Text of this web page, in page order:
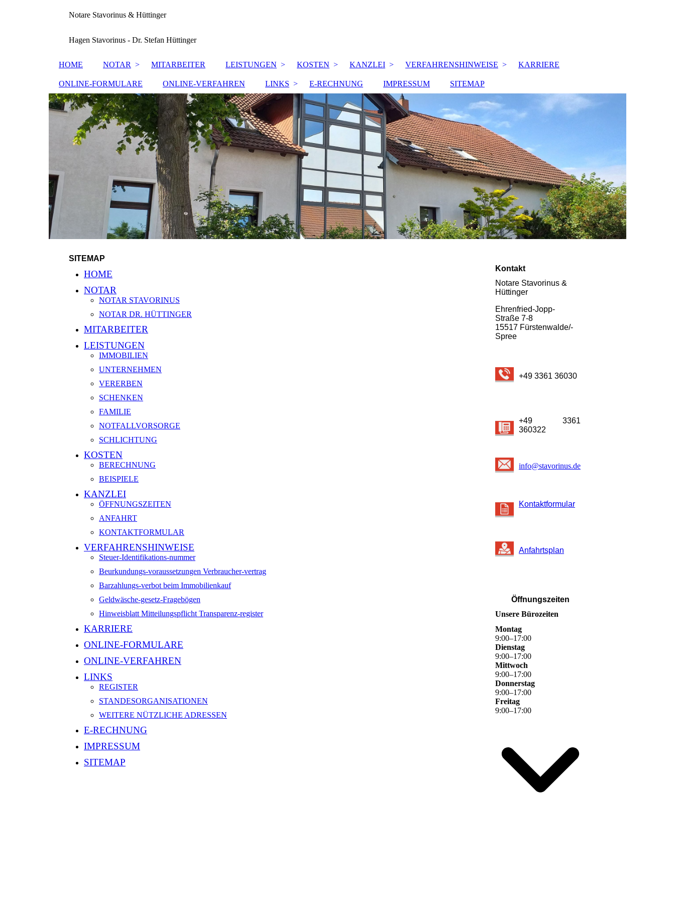
Notare Stavorinus & Hüttinger
Hagen Stavorinus - Dr. Stefan Hüttinger
HOME NOTAR MITARBEITER LEISTUNGEN KOSTEN KANZLEI VERFAHRENSHINWEISE KARRIERE
ONLINE-FORMULARE ONLINE-VERFAHREN LINKS E-RECHNUNG IMPRESSUM SITEMAP
SITEMAP
HOME
NOTAR
NOTAR STAVORINUS
NOTAR DR. HÜTTINGER
MITARBEITER
LEISTUNGEN
IMMOBILIEN
UNTER­­NEHMEN
VERERBEN
SCHENKEN
FAMILIE
NOTFALL­VORSORGE
SCHLICHTUNG
KOSTEN
BERECHNUNG
BEISPIELE
KANZLEI
ÖFFNUNGS­ZEITEN
ANFAHRT
KONTAKT­FORMULAR
VERFAHRENSHINWEISE
Steuer-Identifikations-nummer
Beurkundungs-voraussetzungen Verbraucher-vertrag
Barzahlungs-verbot beim Immobilienkauf
Geldwäsche-gesetz-Fragebögen
Hinweisblatt Mitteilungspflicht Transparenz-register
KARRIERE
ONLINE-FORMULARE
ONLINE-VERFAHREN
LINKS
REGISTER
STANDES­ORGANI­SATIONEN
WEITERE NÜTZLICHE ADRESSEN
E-RECHNUNG
IMPRESSUM
SITEMAP
Kontakt
Notare Stavorinus &
Hüttinger
Ehrenfried-Jopp-
Straße 7-8
15517 Fürsten­walde/­
Spree
+49 3361 36030
+49 3361
360322
info@stavorinus.de
Kontaktformular
Anfahrtsplan
Öffnungszeiten
Unsere Bürozeiten
Montag
9:00–17:00
Dienstag
9:00–17:00
Mittwoch
9:00–17:00
Donnerstag
9:00–17:00
Freitag
9:00–17:00